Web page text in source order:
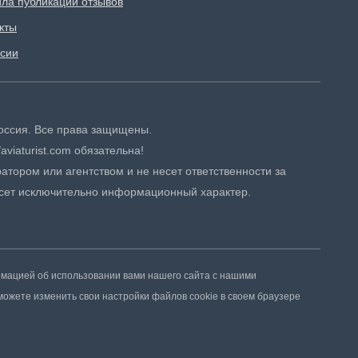
Все права защищены.
обязательна!
или агентством и не несет ответственности за
исключительно информационный характер.
об использовании вами нашего сайта с нашими
изменить свои настройки файлов cookie в своем браузере